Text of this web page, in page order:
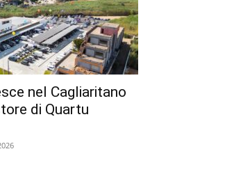
nel Cagliaritano
di Quartu